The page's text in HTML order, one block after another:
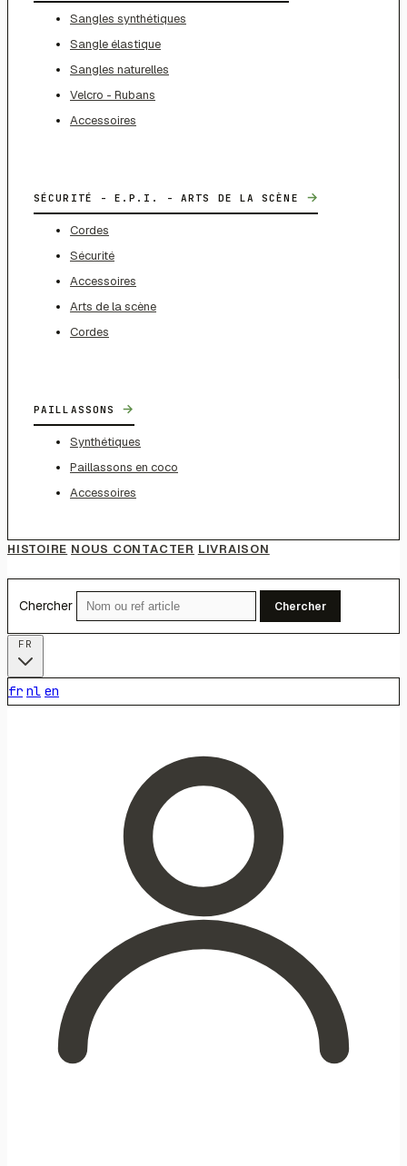
Sangles synthétiques
Sangle élastique
Sangles naturelles
Velcro - Rubans
Accessoires
SÉCURITÉ - E.P.I. - ARTS DE LA SCÈNE →
Cordes
Sécurité
Accessoires
Arts de la scène
Cordes
PAILLASSONS →
Synthétiques
Paillassons en coco
Accessoires
HISTOIRE NOUS CONTACTER LIVRAISON
Chercher Chercher
fr nl en